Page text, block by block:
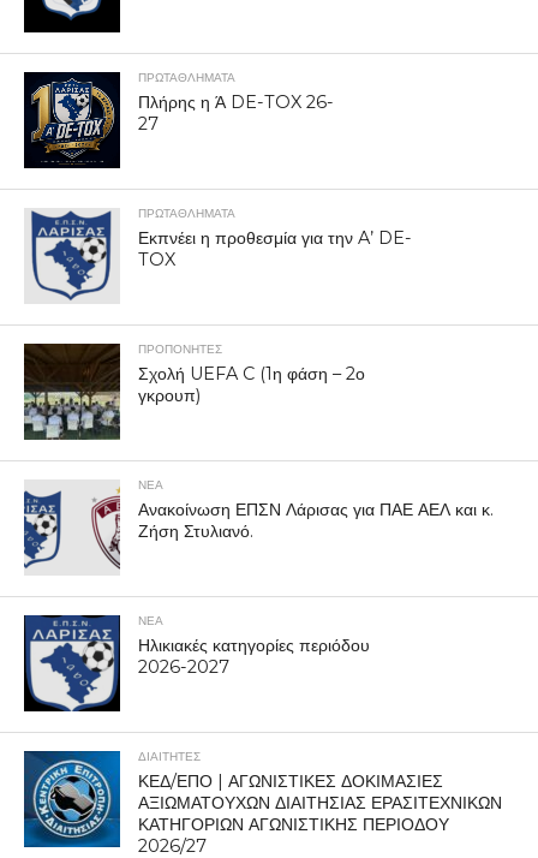
ΠΡΩΤΑΘΛΉΜΑΤΑ
Πλήρης η Ά DE-TOX 26-
27
ΠΡΩΤΑΘΛΉΜΑΤΑ
Εκπνέει η προθεσμία για την A’ DE-
TOX
ΠΡΟΠΟΝΗΤΈΣ
Σχολή UEFA C (1η φάση – 2ο
γκρουπ)
ΝΕΑ
Ανακοίνωση ΕΠΣΝ Λάρισας για ΠΑΕ ΑΕΛ και κ.
Ζήση Στυλιανό.
ΝΕΑ
Ηλικιακές κατηγορίες περιόδου
2026-2027
ΔΙΑΙΤΗΤΕΣ
ΚΕΔ/ΕΠΟ | ΑΓΩΝΙΣΤΙΚΕΣ ΔΟΚΙΜΑΣΙΕΣ
ΑΞΙΩΜΑΤΟΥΧΩΝ ΔΙΑΙΤΗΣΙΑΣ ΕΡΑΣΙΤΕΧΝΙΚΩΝ
ΚΑΤΗΓΟΡΙΩΝ ΑΓΩΝΙΣΤΙΚΗΣ ΠΕΡΙΟΔΟΥ
2026/27